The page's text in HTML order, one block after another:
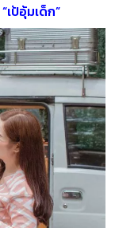
“เป้อุ้มเด็ก”